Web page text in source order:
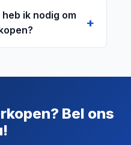
ik nodig om
Bel ons